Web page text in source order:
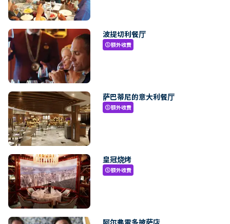
波提切利餐厅
paid額外收費
萨巴蒂尼的意大利餐厅
paid額外收費
皇冠烧烤
paid額外收費
阿尔弗雷多披萨店